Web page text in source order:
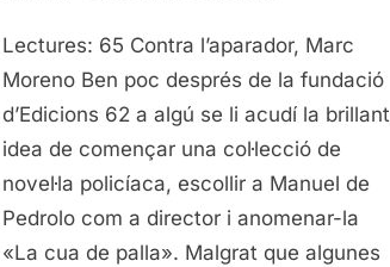
l’aparador,
Marc
Moreno
Lectures: 65 Contra l’aparador, Marc
Moreno Ben poc després de la fundació
d’Edicions 62 a algú se li acudí la brillant
idea de començar una col·lecció de
novel·la policíaca, escollir a Manuel de
Pedrolo com a director i anomenar-la
«La cua de palla». Malgrat que algunes